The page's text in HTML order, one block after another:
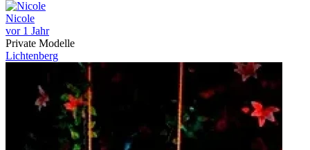
Nicole
vor 1 Jahr
Private Modelle
Lichtenberg